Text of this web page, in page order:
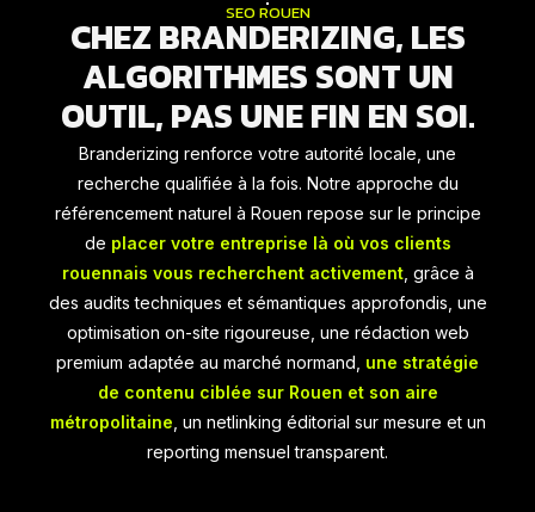
SEO ROUEN
CHEZ BRANDERIZING, LES
ALGORITHMES SONT UN
OUTIL, PAS UNE FIN EN SOI.
Branderizing renforce votre autorité locale, une
recherche qualifiée à la fois. Notre approche du
référencement naturel à Rouen repose sur le principe
de placer votre entreprise là où vos clients
rouennais vous recherchent activement, grâce à
des audits techniques et sémantiques approfondis, une
optimisation on-site rigoureuse, une rédaction web
premium adaptée au marché normand, une stratégie
de contenu ciblée sur Rouen et son aire
métropolitaine , un netlinking éditorial sur mesure et un
reporting mensuel transparent.